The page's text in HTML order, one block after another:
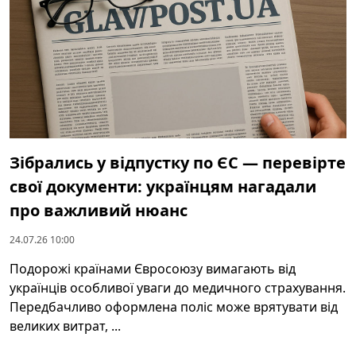
Зібрались у відпустку по ЄС — перевірте
свої документи: українцям нагадали
про важливий нюанс
24.07.26 10:00
Подорожі країнами Євросоюзу вимагають від
українців особливої уваги до медичного страхування.
Передбачливо оформлена поліс може врятувати від
великих витрат, ...